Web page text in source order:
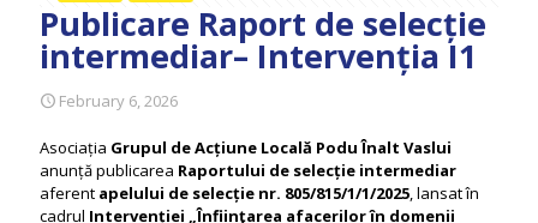
Publicare Raport de selecție
intermediar– Intervenția I1
February 6, 2026
Asociația Grupul de Acțiune Locală Podu Înalt Vaslui
anunță publicarea Raportului de selecție intermediar
aferent apelului de selecție nr. 805/815/1/1/2025, lansat în
cadrul Intervenției „Înfiinţarea afacerilor în domenii